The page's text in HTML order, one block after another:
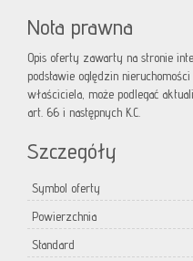
Nota prawna
Opis oferty zawarty na stronie
podstawie oględzin
właściciela, może podlegać
art. 66 i następnych K.C.
Szczegóły
Symbol oferty
Powierzchnia
Standard